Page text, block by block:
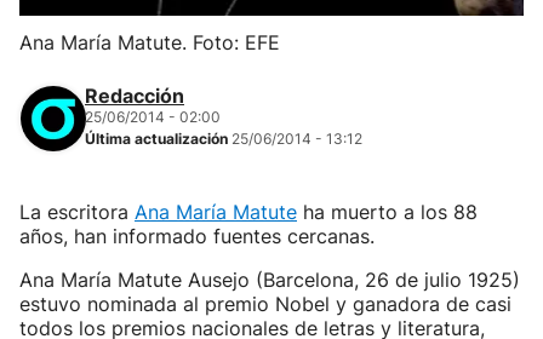
Ana María Matute. Foto: EFE
Redacción
25/06/2014 - 02:00
Última actualización 25/06/2014 - 13:12
La escritora Ana María Matute ha muerto a los 88
años, han informado fuentes cercanas.
Ana María Matute Ausejo (Barcelona, 26 de julio 1925)
estuvo nominada al premio Nobel y ganadora de casi
todos los premios nacionales de letras y literatura,